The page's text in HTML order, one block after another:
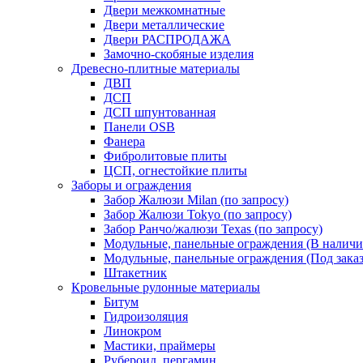
Двери межкомнатные
Двери металлические
Двери РАСПРОДАЖА
Замочно-скобяные изделия
Древесно-плитные материалы
ДВП
ДСП
ДСП шпунтованная
Панели OSB
Фанера
Фибролитовые плиты
ЦСП, огнестойкие плиты
Заборы и ограждения
Забор Жалюзи Milan (по запросу)
Забор Жалюзи Tokyo (по запросу)
Забор Ранчо/жалюзи Texas (по запросу)
Модульные, панельные ограждения (В
Модульные, панельные ограждения (Под
Штакетник
Кровельные рулонные материалы
Битум
Гидроизоляция
Линокром
Мастики, праймеры
Рубероид, пергамин